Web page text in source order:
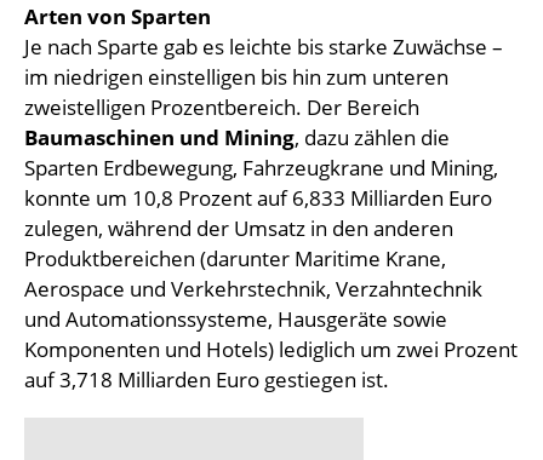
Arten von Sparten
Je nach Sparte gab es leichte bis starke Zuwächse –
im niedrigen einstelligen bis hin zum unteren
zweistelligen Prozentbereich. Der Bereich
Baumaschinen und Mining, dazu zählen die
Sparten Erdbewegung, Fahrzeugkrane und Mining,
konnte um 10,8 Prozent auf 6,833 Milliarden Euro
zulegen, während der Umsatz in den anderen
Produktbereichen (darunter Maritime Krane,
Aerospace und Verkehrstechnik, Verzahntechnik
und Automationssysteme, Hausgeräte sowie
Komponenten und Hotels) lediglich um zwei Prozent
auf 3,718 Milliarden Euro gestiegen ist.